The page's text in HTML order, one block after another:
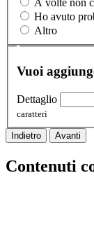
A volte non
Ho avuto
Altro
Vuoi
Dettaglio
caratteri
Indietro Avanti
Contenuti